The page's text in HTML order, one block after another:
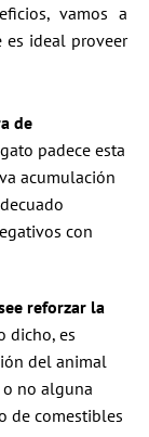
vamos a
es ideal proveer
de
padece esta
acumulación
con
reforzar la
dicho, es
del animal
o no alguna
de comestibles